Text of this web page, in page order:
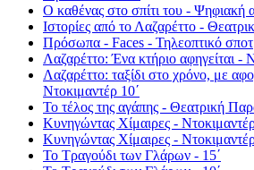
Ο καθένας στο σπίτι του - Ψηφιακή
Ιστορίες από το Λαζαρέττο -
Πρόσωπα - Faces - Τηλεοπτικό σποτ
Λαζαρέττο: Ένα κτήριο αφηγείται -
Λαζαρέττο: ταξίδι στο χρόνο, με
Ντοκιμαντέρ 10΄
Το τέλος της αγάπης - Θεατρική
Κυνηγώντας Χίμαιρες -
Κυνηγώντας Χίμαιρες -
Το Τραγούδι των Γλάρων - 15΄